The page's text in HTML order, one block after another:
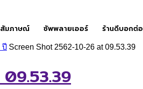
มภาษณ์ ซัพพลายเออร์ ร้านดีบอกต่อ
Screen Shot 2562-10-26 at 09.53.39